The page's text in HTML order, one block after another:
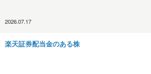
2026.07.17
楽天証券配当金のある株